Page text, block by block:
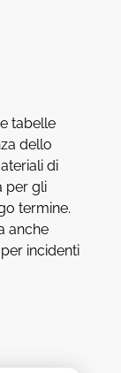
tabelle
dello
di
per gli
termine.
anche
incidenti